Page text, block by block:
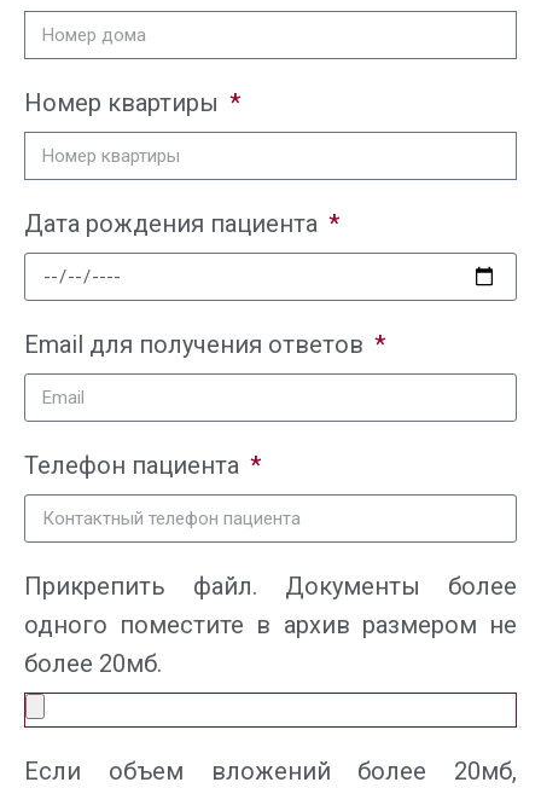
Номер квартиры
Дата рождения пациента
Email для получения ответов
Телефон пациента
Прикрепить файл. Документы более
одного поместите в архив размером не
более 20мб.
Если объем вложений более 20мб,